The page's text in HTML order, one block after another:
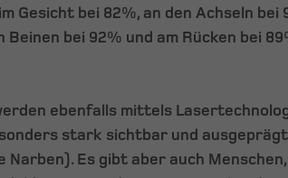
Gesicht bei 82%, an den Achseln bei
bei 92% und am Rücken bei
ebenfalls mittels
stark sichtbar und
Es gibt aber auch